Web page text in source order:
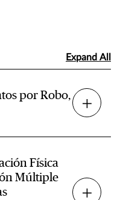
Expand All
por Robo,
Física
Múltiple